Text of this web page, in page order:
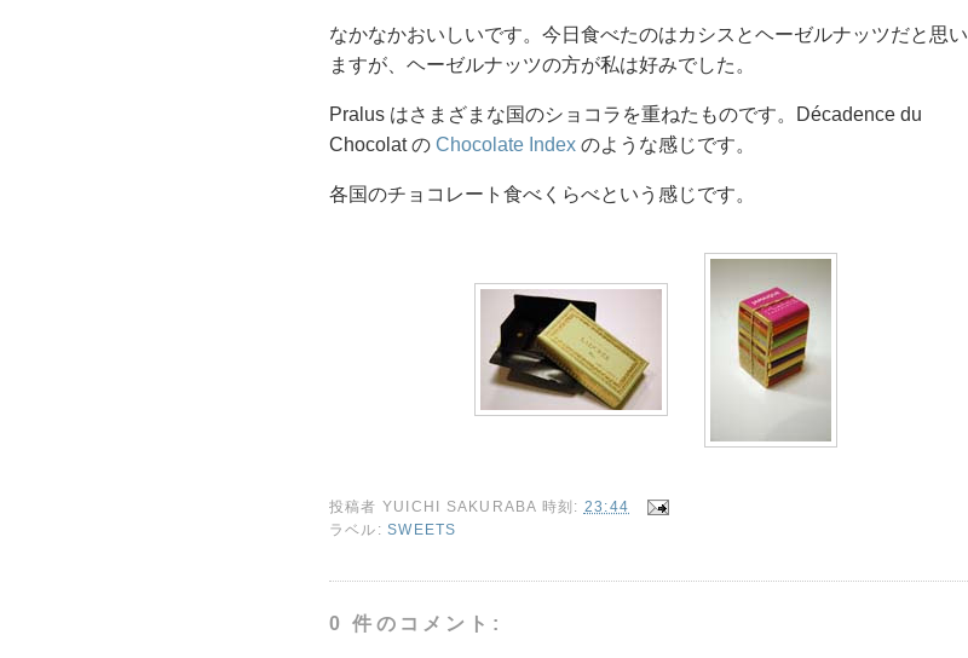
なかなかおいしいです。今日食べたのはカシスとヘーゼルナッツだと思い
ますが、ヘーゼルナッツの方が私は好みでした。
Pralus はさまざまな国のショコラを重ねたものです。Décadence du
Chocolat の Chocolate Index のような感じです。
各国のチョコレート食べくらべという感じです。
投稿者 YUICHI SAKURABA 時刻: 23:44
ラベル:SWEETS
0 件のコメント: